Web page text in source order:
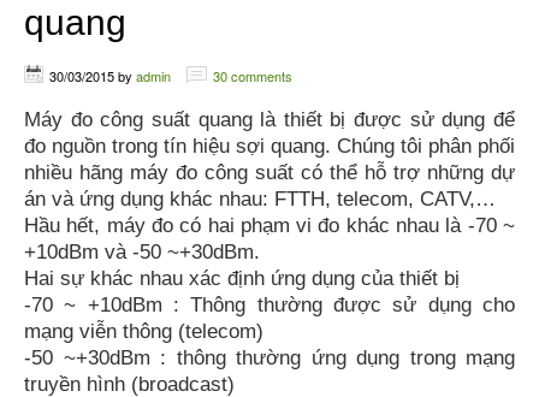
quang
30/03/2015by admin 30 comments
Máy đo công suất quang là thiết bị được sử dụng để
đo nguồn trong tín hiệu sợi quang. Chúng tôi phân phối
nhiều hãng máy đo công suất có thể hỗ trợ những dự
án và ứng dụng khác nhau: FTTH, telecom, CATV,…
Hầu hết, máy đo có hai phạm vi đo khác nhau là -70 ~
+10dBm và -50 ~+30dBm.
Hai sự khác nhau xác định ứng dụng của thiết bị
-70 ~ +10dBm : Thông thường được sử dụng cho
mạng viễn thông (telecom)
-50 ~+30dBm : thông thường ứng dụng trong mạng
truyền hình (broadcast)